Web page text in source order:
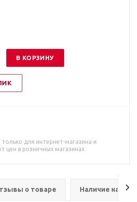
В КОРЗИНУ
только для интернет-магазина и
цен в розничных магазинах
о товаре Наличие на